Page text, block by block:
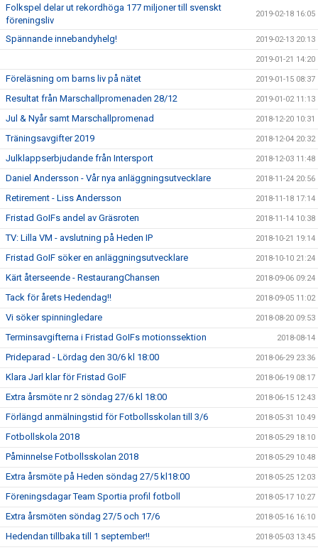
Folkspel delar ut rekordhöga 177 miljoner till svenskt
föreningsliv
2019-02-18 16:05
Spännande innebandyhelg! 2019-02-13 20:13
2019-01-21 14:20
Föreläsning om barns liv på nätet 2019-01-15 08:37
Resultat från Marschallpromenaden 28/12 2019-01-02 11:13
Jul & Nyår samt Marschallpromenad 2018-12-20 10:31
Träningsavgifter 2019 2018-12-04 20:32
Julklappserbjudande från Intersport 2018-12-03 11:48
Daniel Andersson - Vår nya anläggningsutvecklare 2018-11-24 20:56
Retirement - Liss Andersson 2018-11-18 17:14
Fristad GoIFs andel av Gräsroten 2018-11-14 10:38
TV: Lilla VM - avslutning på Heden IP 2018-10-21 19:14
Fristad GoIF söker en anläggningsutvecklare 2018-10-10 21:24
Kärt återseende - RestaurangChansen 2018-09-06 09:24
Tack för årets Hedendag!! 2018-09-05 11:02
Vi söker spinningledare 2018-08-20 09:53
Terminsavgifterna i Fristad GoIFs motionssektion 2018-08-14
Prideparad - Lördag den 30/6 kl 18:00 2018-06-29 23:36
Klara Jarl klar för Fristad GoIF 2018-06-19 08:17
Extra årsmöte nr 2 söndag 27/6 kl 18:00 2018-06-15 12:43
Förlängd anmälningstid för Fotbollsskolan till 3/6 2018-05-31 10:49
Fotbollskola 2018 2018-05-29 18:10
Påminnelse Fotbollsskolan 2018 2018-05-29 10:48
Extra årsmöte på Heden söndag 27/5 kl18:00 2018-05-25 12:03
Föreningsdagar Team Sportia profil fotboll 2018-05-17 10:27
Extra årsmöten söndag 27/5 och 17/6 2018-05-16 16:10
Hedendan tillbaka till 1 september!! 2018-05-03 13:45